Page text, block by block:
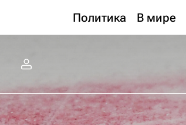
Политика В мире